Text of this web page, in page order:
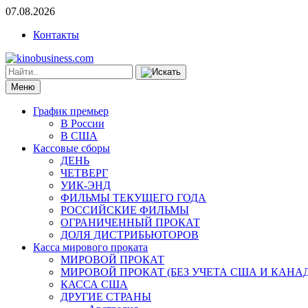
07.08.2026
Контакты
Меню
График премьер
В России
В США
Кассовые сборы
ДЕНЬ
ЧЕТВЕРГ
УИК-ЭНД
ФИЛЬМЫ ТЕКУЩЕГО ГОДА
РОССИЙСКИЕ ФИЛЬМЫ
ОГРАНИЧЕННЫЙ ПРОКАТ
ДОЛЯ ДИСТРИБЬЮТОРОВ
Касса мирового проката
МИРОВОЙ ПРОКАТ
МИРОВОЙ ПРОКАТ (БЕЗ УЧЕТА США И
КАССА США
ДРУГИЕ СТРАНЫ